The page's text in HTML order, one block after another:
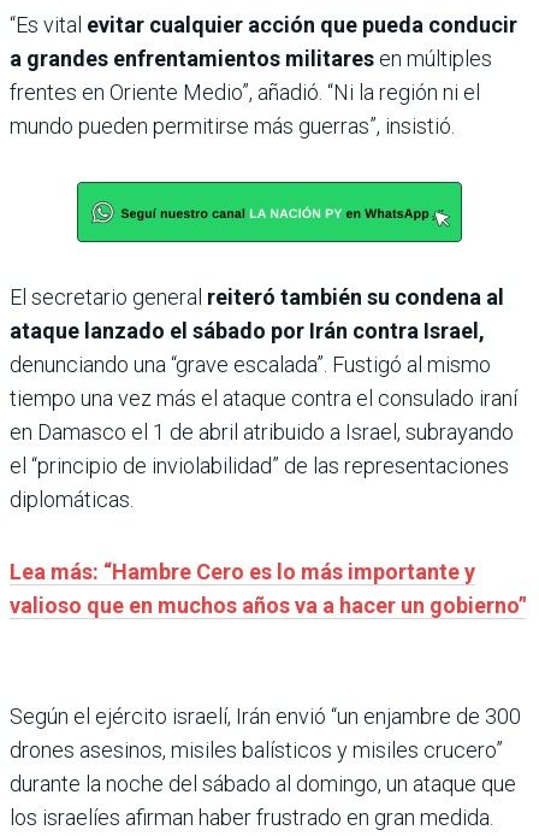
“Es vital evitar cualquier acción que pueda conducir
a grandes enfrentamientos militares en múltiples
frentes en Oriente Medio”, añadió. “Ni la región ni el
mundo pueden permitirse más guerras”, insistió.
El secretario general reiteró también su condena al
ataque lanzado el sábado por Irán contra Israel,
denunciando una “grave escalada”. Fustigó al mismo
tiempo una vez más el ataque contra el consulado iraní
en Damasco el 1 de abril atribuido a Israel, subrayando
el “principio de inviolabilidad” de las representaciones
diplomáticas.
Lea más: “Hambre Cero es lo más importante y
valioso que en muchos años va a hacer un gobierno’'
Según el ejército israelí, Irán envió “un enjambre de 300
drones asesinos, misiles balísticos y misiles crucero”
durante la noche del sábado al domingo, un ataque que
los israelíes afirman haber frustrado en gran medida.